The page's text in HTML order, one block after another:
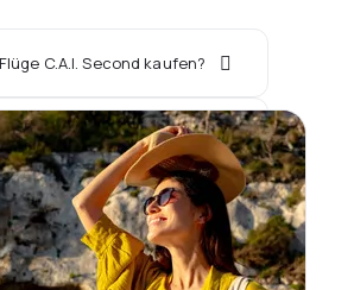
C.A.I. Second kaufen?
Hotel vor Ort buchen?